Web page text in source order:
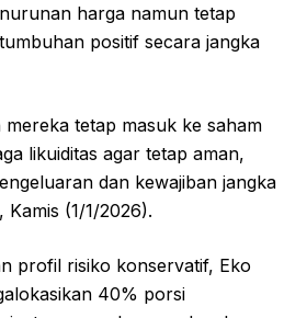
harga namun tetap
positif secara jangka
mereka tetap masuk ke saham
likuiditas agar tetap aman,
dan kewajiban jangka
Kamis (1/1/2026).
profil risiko konservatif, Eko
40% porsi